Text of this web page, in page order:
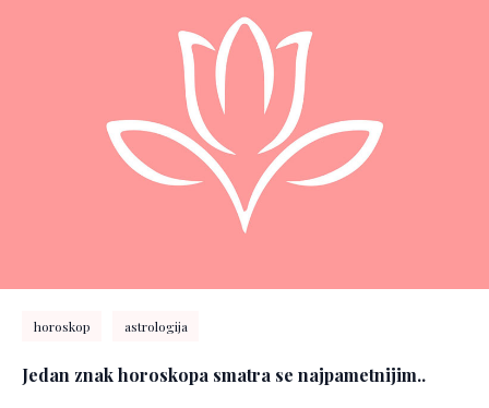
horoskop astrologija
Jedan znak horoskopa smatra se najpametnijim..